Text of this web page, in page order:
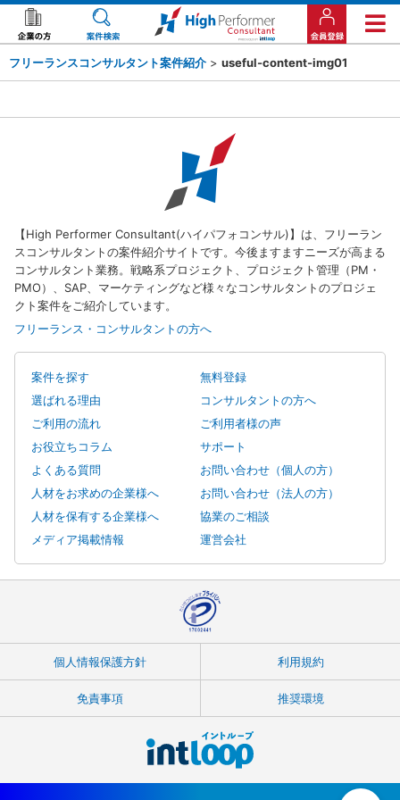
フリーランスコンサルタント案件紹介 > useful-content-img01
【High Performer Consultant(ハイパフォコンサル)】は、フリーラン
スコンサルタントの案件紹介サイトです。今後ますますニーズが高まる
コンサルタント業務。戦略系プロジェクト、プロジェクト管理（PM・
PMO）、SAP、マーケティングなど様々なコンサルタントのプロジェ
クト案件をご紹介しています。
フリーランス・コンサルタントの方へ
案件を探す
無料登録
選ばれる理由
コンサルタントの方へ
ご利用の流れ
ご利用者様の声
お役立ちコラム
サポート
よくある質問
お問い合わせ（個人の方）
人材をお求めの企業様へ
お問い合わせ（法人の方）
人材を保有する企業様へ
協業のご相談
メディア掲載情報
運営会社
個人情報保護方針 利用規約
免責事項 推奨環境